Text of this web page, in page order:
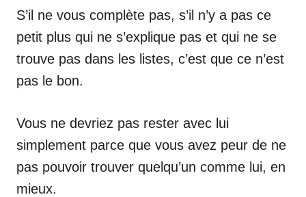
S’il ne vous complète pas, s’il n’y a pas ce
petit plus qui ne s’explique pas et qui ne se
trouve pas dans les listes, c’est que ce n’est
pas le bon.
Vous ne devriez pas rester avec lui
simplement parce que vous avez peur de ne
pas pouvoir trouver quelqu’un comme lui, en
mieux.